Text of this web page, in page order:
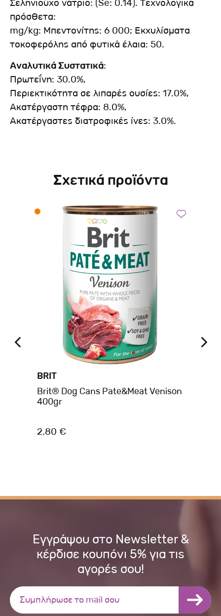
Σεληνιούχο νάτριο: (Se: 0.14). Τεχνολογικά
πρόσθετα:
mg/kg: Μπεντονίτης: 6 000; Εκχυλίσματα
τοκοφερόλης από φυτικά έλαια: 50.
Αναλυτικά Συστατικά:
Πρωτεΐνη: 30.0%,
Περιεκτικότητα σε λιπαρές ουσίες: 17.0%,
Ακατέργαστη τέφρα: 8.0%,
Ακατέργαστες διατροφικές ίνες: 3.0%.
Σχετικά προϊόντα
BRIT
Brit® Dog Cans Pate&Meat Venison
400gr
2.80 €
Εγγράψου στο Newsletter &
κέρδισε κουπόνι 5% για τις
αγορές σου!